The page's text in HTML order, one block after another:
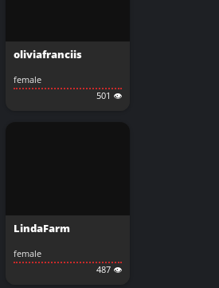
oliviafranciis
female
501 👁️
LindaFarm
female
487 👁️